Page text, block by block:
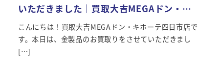
いただきました｜買取大吉MEGAドン・…
こんにちは！買取大吉MEGAドン・キホーテ四日市店で
す。本日は、金製品のお買取りをさせていただきまし
[…]